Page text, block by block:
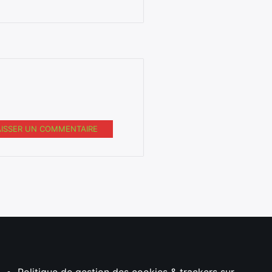
UN COMMENTAIRE